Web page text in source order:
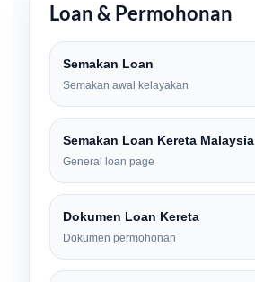
Loan & Permohonan
Semakan Loan
Semakan awal kelayakan
Semakan Loan Kereta Malaysia
General loan page
Dokumen Loan Kereta
Dokumen permohonan